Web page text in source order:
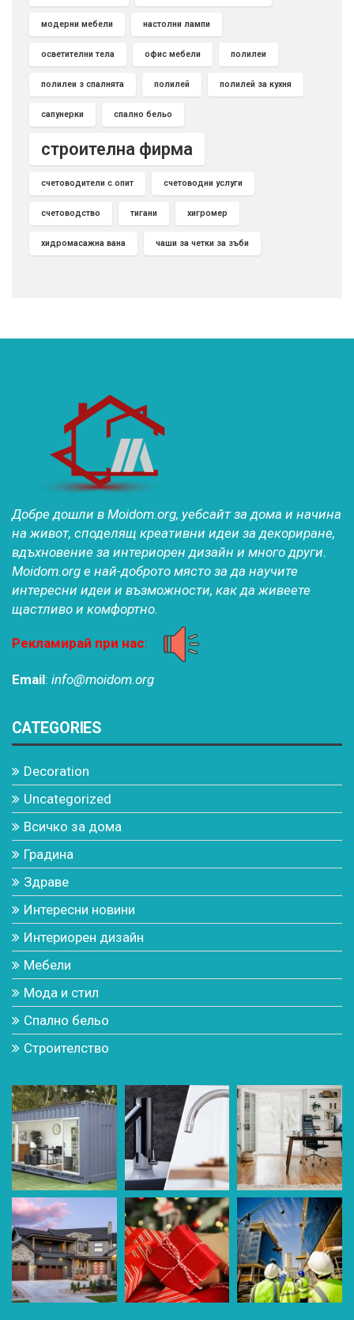
модерни мебели настолни лампи
осветителни тела офис мебели полилеи
полилеи з спалнята полилей полилей за кухня
сапунерки спално бельо
строителна фирма
счетоводители с опит счетоводни услуги
счетоводство тигани хигромер
хидромасажна вана чаши за четки за зъби
Добре дошли в Moidom.org, уебсайт за дома и начина
на живот, споделящ креативни идеи за декориране,
вдъхновение за интериорен дизайн и много други.
Moidom.org е най-доброто място за да научите
интересни идеи и възможности, как да живеете
щастливо и комфортно.
Рекламирай при нас:
Email: info@moidom.org
CATEGORIES
Decoration
Uncategorized
Всичко за дома
Градина
Здраве
Интересни новини
Интериорен дизайн
Мебели
Мода и стил
Спално бельо
Строителство